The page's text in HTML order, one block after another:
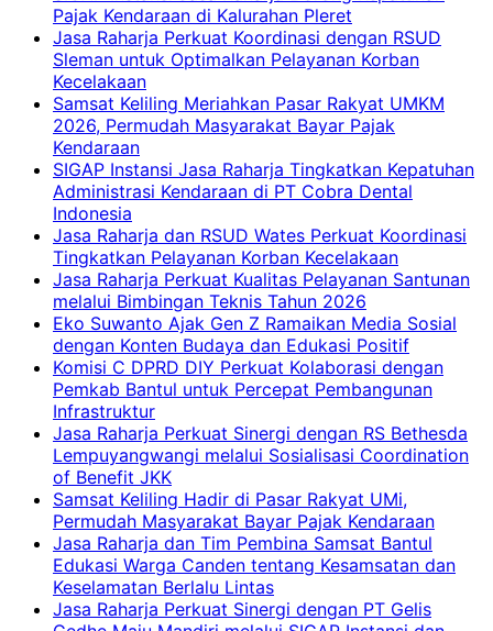
Pajak Kendaraan di Kalurahan Pleret
Jasa Raharja Perkuat Koordinasi dengan RSUD
Sleman untuk Optimalkan Pelayanan Korban
Kecelakaan
Samsat Keliling Meriahkan Pasar Rakyat UMKM
2026, Permudah Masyarakat Bayar Pajak
Kendaraan
SIGAP Instansi Jasa Raharja Tingkatkan Kepatuhan
Administrasi Kendaraan di PT Cobra Dental
Indonesia
Jasa Raharja dan RSUD Wates Perkuat Koordinasi
Tingkatkan Pelayanan Korban Kecelakaan
Jasa Raharja Perkuat Kualitas Pelayanan Santunan
melalui Bimbingan Teknis Tahun 2026
Eko Suwanto Ajak Gen Z Ramaikan Media Sosial
dengan Konten Budaya dan Edukasi Positif
Komisi C DPRD DIY Perkuat Kolaborasi dengan
Pemkab Bantul untuk Percepat Pembangunan
Infrastruktur
Jasa Raharja Perkuat Sinergi dengan RS Bethesda
Lempuyangwangi melalui Sosialisasi Coordination
of Benefit JKK
Samsat Keliling Hadir di Pasar Rakyat UMi,
Permudah Masyarakat Bayar Pajak Kendaraan
Jasa Raharja dan Tim Pembina Samsat Bantul
Edukasi Warga Canden tentang Kesamsatan dan
Keselamatan Berlalu Lintas
Jasa Raharja Perkuat Sinergi dengan PT Gelis